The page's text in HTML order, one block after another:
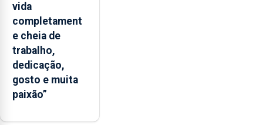
vida
completament
e cheia de
trabalho,
dedicação,
gosto e muita
paixão”